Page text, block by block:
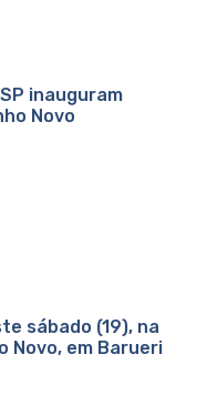
inauguram
Novo
sábado (19), na
Novo, em Barueri